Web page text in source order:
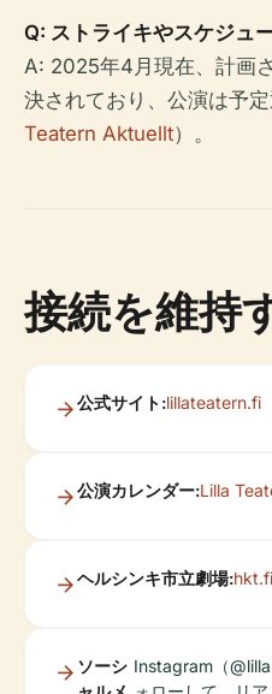
Q: ストライキやスケジュ
A: 2025年4月現在、計画
決されており、公演は予
Teatern Aktuellt）。
接続を維持
公式サイト:lillateatern.fi
公演カレンダー:Lilla
ヘルシンキ市立劇場:hkt.fi
ソーシ Instagram（